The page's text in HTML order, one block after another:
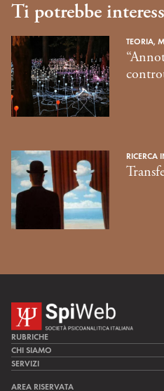
Ti potrebbe
TEORIA,
RICERCA
RUBRICHE
LA CURA
LA RICERCA
CHI SIAMO
LA SPI
TEAM DI SPIWEB
SERVIZI
AREA RISERVATA